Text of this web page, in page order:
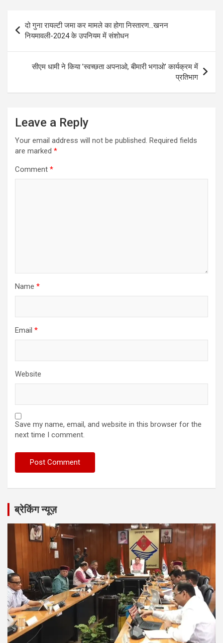
Post
navigation
दो गुना रायल्टी जमा कर मामले का होगा निस्तारण…खनन
नियमावली-2024 के उपनियम में संशोधन
सीएम धामी ने किया ’स्वच्छता अपनाओ, बीमारी भगाओ’ कार्यक्रम में
प्रतिभाग
Leave a Reply
Your email address will not be published. Required fields
are marked *
Comment *
Name *
Email *
Website
Save my name, email, and website in this browser for the
next time I comment.
ब्रेकिंग न्यूज़